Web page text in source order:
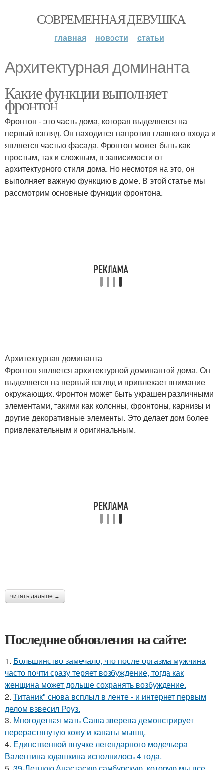
СОВРЕМЕННАЯ ДЕВУШКА
главная новости статьи
Архитектурная доминанта
Какие функции выполняет
фронтон
Фронтон - это часть дома, которая выделяется на
первый взгляд. Он находится напротив главного входа и
является частью фасада. Фронтон может быть как
простым, так и сложным, в зависимости от
архитектурного стиля дома. Но несмотря на это, он
выполняет важную функцию в доме. В этой статье мы
рассмотрим основные функции фронтона.
Архитектурная доминанта
Фронтон является архитектурной доминантой дома. Он
выделяется на первый взгляд и привлекает внимание
окружающих. Фронтон может быть украшен различными
элементами, такими как колонны, фронтоны, карнизы и
другие декоративные элементы. Это делает дом более
привлекательным и оригинальным.
читать дальше →
Последние обновления на сайте:
1. Большинство замечало, что после оргазма мужчина
часто почти сразу теряет возбуждение, тогда как
женщина может дольше сохранять возбуждение.
2. Титаник" снова всплыл в ленте - и интернет первым
делом взвесил Роуз.
3. Многодетная мать Саша зверева демонстрирует
перерастянутую кожу и канаты мышц.
4. Единственной внучке легендарного модельера
Валентина юдашкина исполнилось 4 года.